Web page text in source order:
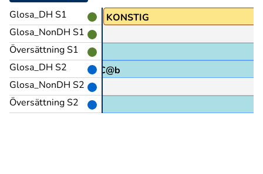
Glosa_DH S1
Glosa_NonDH S1
Översättning S1
Glosa_DH S2
Glosa_NonDH S2
Översättning S2
KONSTIG
Konstigt.
WC@b
låg där längst bort